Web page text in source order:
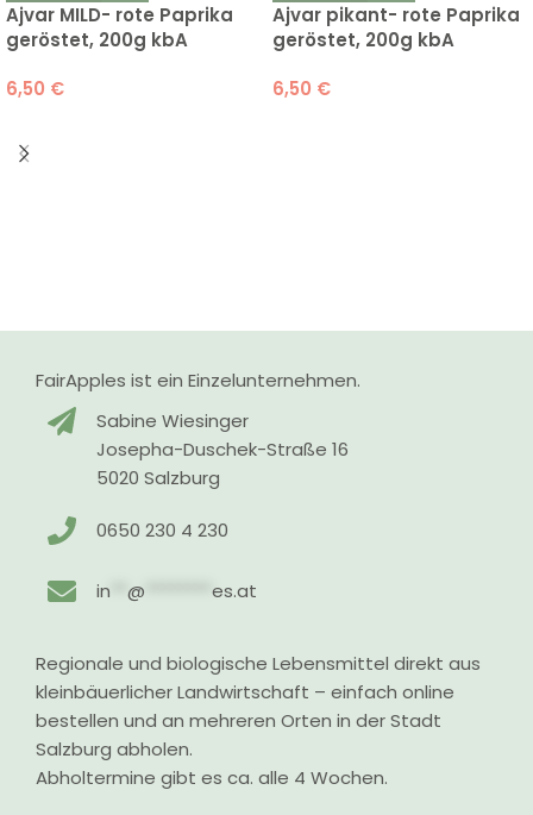
Ajvar MILD- rote Paprika
geröstet, 200g kbA
6,50 €
Ajvar pikant- rote Paprika
geröstet, 200g kbA
6,50 €
FairApples ist ein Einzelunternehmen.
Sabine Wiesinger
Josepha-Duschek-Straße 16
5020 Salzburg
0650 230 4 230
in **@ ********es.at
Regionale und biologische Lebensmittel direkt aus
kleinbäuerlicher Landwirtschaft – einfach online
bestellen und an mehreren Orten in der Stadt
Salzburg abholen.
Abholtermine gibt es ca. alle 4 Wochen.